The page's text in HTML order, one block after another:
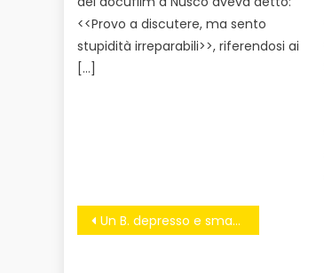
<<Provo a discutere, ma sento
stupidità irreparabili>>, riferendosi ai
[…]
Navigazione
Un B. depresso e smarrito spera nella grazia dal Pd